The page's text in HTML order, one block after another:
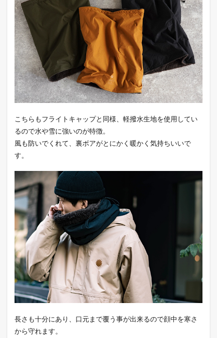
こちらもフライトキャップと同様、軽撥水生地を使用してい
るので水や雪に強いのが特徴。
風も防いでくれて、裏ボアがとにかく暖かく気持ちいいで
す。
長さも十分にあり、口元まで覆う事が出来るので顔中を寒さ
から守れます。